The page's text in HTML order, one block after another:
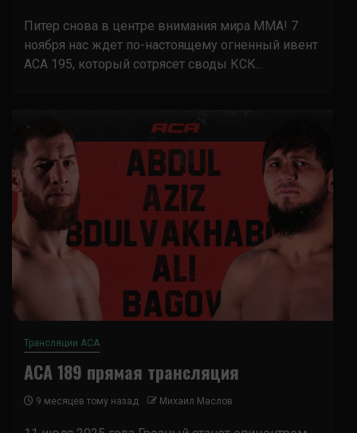
Питер снова в центре внимания мира ММА! 7
ноября нас ждет по-настоящему огненный ивент
ACA 195, который сотрясет своды КСК...
Трансляции ACA
ACA 189 прямая трансляция
9 месяцев тому назад Михаил Маслов